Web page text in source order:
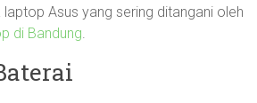
Asus yang sering ditangani oleh
di Bandung.